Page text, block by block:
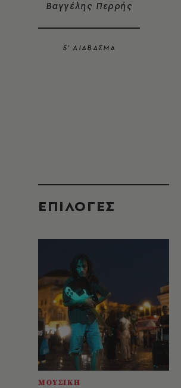
Βαγγέλης Περρής
5’ ΔΙΑΒΑΣΜΑ
EΠΙΛΟΓΈΣ
ΜΟΥΣΙΚΗ